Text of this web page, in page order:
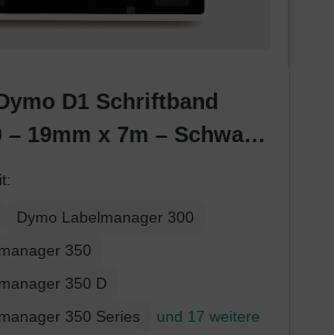
D1 Schriftband
– 19mm x 7m – Schwarz
Dymo Labelmanager 300
350
350 D
350 Series
und 17 weitere